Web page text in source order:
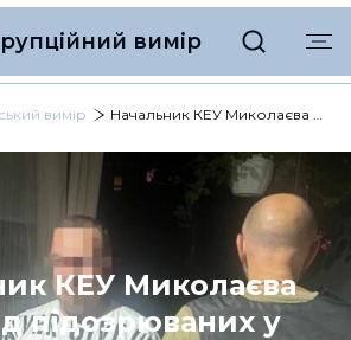
вимір
вимір Начальник КЕУ Миколаєва — серед підозрюваних у розкраданні мільйонів на потребах армії
КЕУ Миколаєва
підозрюваних у